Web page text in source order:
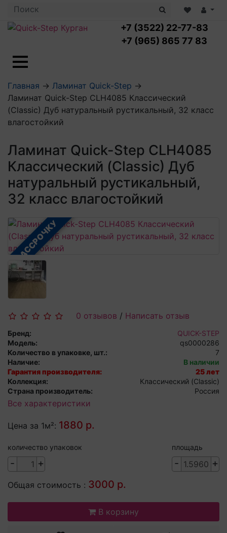
+7 (3522) 22-77-83
+7 (965) 865 77 83
Ламинат с укладкой
Ламинат 32 класс
Ламинат 33 класс
Влагостойкий ламинат
Посмотреть все категории
LOC FLOOR PLUS
LOC FLOOR FANCY
LOC FLOOR ARCTIC
Посмотреть все категории
Кварцвиниловая плитка с укладкой
Виниловый ламинат
Кварцвинил SPC OASIS
Посмотреть все категории
Профили для ступеней
Подложка
Аксессуары для напольных покрытий
Посмотреть все категории
Аксессуары для стеновых панелей
Посмотреть все категории
Главная → Ламинат Quick-Step →
Ламинат Quick-Step CLH4085 Классический
(Classic) Дуб натуральный рустикальный, 32 класс
влагостойкий
Ламинат Quick-Step CLH4085
Классический (Classic) Дуб
натуральный рустикальный,
32 класс влагостойкий
В РАССРОЧКУ
0 отзывов / Написать отзыв
Бренд:
QUICK-STEP
Модель:
qs0000286
Количество в упаковке, шт.:
7
Наличие:
В наличии
Гарантия производителя:
25 лет
Коллекция:
Классический (Classic)
Страна производитель:
Россия
Все характеристики
Цена за 1м²: 1880 р.
количество упаковок
- +
площадь
- +
Общая стоимость : 3000 р.
В корзину